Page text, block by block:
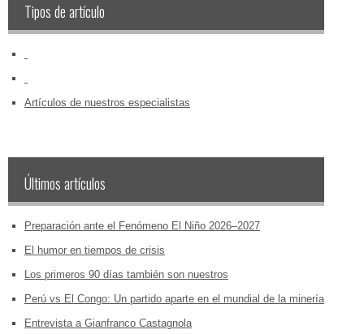
Tipos de artículo
Artículos de nuestros especialistas
Últimos artículos
Preparación ante el Fenómeno El Niño 2026–2027
El humor en tiempos de crisis
Los primeros 90 días también son nuestros
Perú vs El Congo: Un partido aparte en el mundial de la minería
Entrevista a Gianfranco Castagnola